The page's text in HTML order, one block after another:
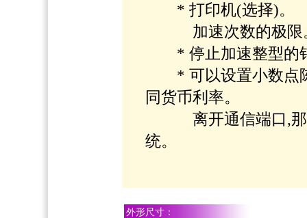
* 打印机(选择)。
加速次数的极限
* 停止加速整型的
* 可以设置小数点陈
同货币利率。
离开通信端口,那
统。
外形尺寸：